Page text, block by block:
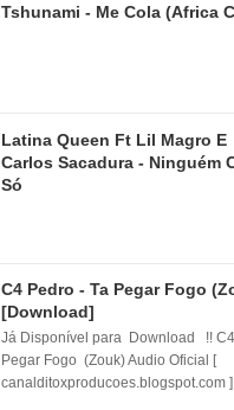
Tshunami - Me Cola (Africa
Latina Queen Ft Lil Magro E
Carlos Sacadura - Ninguém
Só
C4 Pedro - Ta Pegar Fogo
[Download]
Já Disponível para Download !! C4
Pegar Fogo (Zouk) Audio Oficial [
canalditoxproducoes.blogspot.com ]